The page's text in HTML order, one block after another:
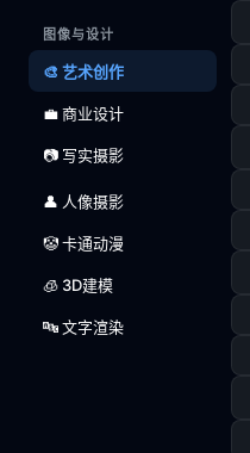
图像与设计
🎨 艺术创作
💼 商业设计
📷 写实摄影
👤 人像摄影
🤡 卡通动漫
🧊 3D建模
🔤 文字渲染